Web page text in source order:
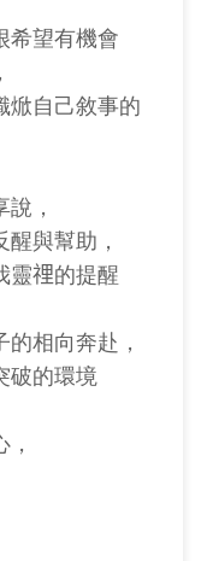
希望有機會
焮自己敘事的
，
與幫助，
靈𥚃的提醒
相向奔赴，
破的環境